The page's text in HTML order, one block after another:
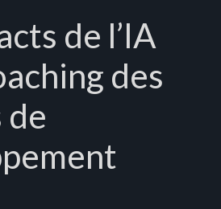
de l’IA
des
de